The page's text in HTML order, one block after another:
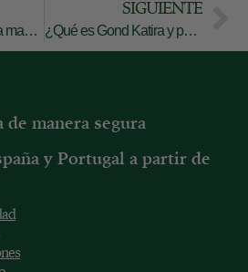
El gran impacto de la maderoterapia en nuestro organismo
SIGUIENTE
¿Qué es Gond Katira y para qué sirve?
de manera segura
y Portugal a partir de